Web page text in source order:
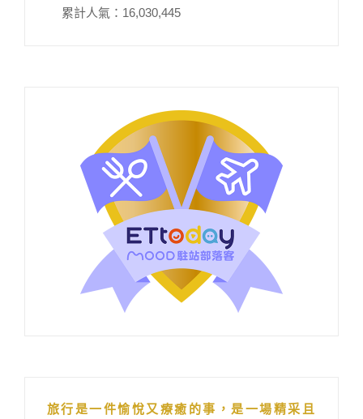
累計人氣： 16,030,445
旅行是一件愉悅又療癒的事，是一場精采且